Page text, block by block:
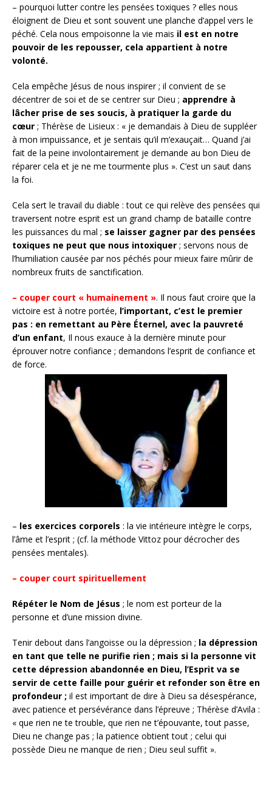
– pourquoi lutter contre les pensées toxiques ? elles nous
éloignent de Dieu et sont souvent une planche d’appel vers le
péché. Cela nous empoisonne la vie mais il est en notre
pouvoir de les repousser, cela appartient à notre
volonté.
Cela empêche Jésus de nous inspirer ; il convient de se
décentrer de soi et de se centrer sur Dieu ; apprendre à
lâcher prise de ses soucis, à pratiquer la garde du
cœur ; Thérèse de Lisieux : « je demandais à Dieu de suppléer
à mon impuissance, et je sentais qu’il m’exauçait… Quand j’ai
fait de la peine involontairement je demande au bon Dieu de
réparer cela et je ne me tourmente plus ». C’est un saut dans
la foi.
Cela sert le travail du diable : tout ce qui relève des pensées qui
traversent notre esprit est un grand champ de bataille contre
les puissances du mal ; se laisser gagner par des pensées
toxiques ne peut que nous intoxiquer ; servons nous de
l’humiliation causée par nos péchés pour mieux faire mûrir de
nombreux fruits de sanctification.
– couper court « humainement ». Il nous faut croire que la
victoire est à notre portée, l’important, c’est le premier
pas : en remettant au Père Éternel, avec la pauvreté
d’un enfant, Il nous exauce à la dernière minute pour
éprouver notre confiance ; demandons l’esprit de confiance et
de force.
– les exercices corporels : la vie intérieure intègre le corps,
l’âme et l’esprit ; (cf. la méthode Vittoz pour décrocher des
pensées mentales).
– couper court spirituellement
Répéter le Nom de Jésus ; le nom est porteur de la
personne et d’une mission divine.
Tenir debout dans l’angoisse ou la dépression ; la dépression
en tant que telle ne purifie rien ; mais si la personne vit
cette dépression abandonnée en Dieu, l’Esprit va se
servir de cette faille pour guérir et refonder son être en
profondeur ; il est important de dire à Dieu sa désespérance,
avec patience et persévérance dans l’épreuve ; Thérèse d’Avila :
« que rien ne te trouble, que rien ne t’épouvante, tout passe,
Dieu ne change pas ; la patience obtient tout ; celui qui
possède Dieu ne manque de rien ; Dieu seul suffit ».